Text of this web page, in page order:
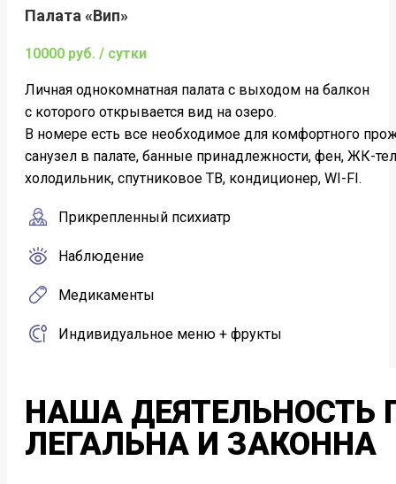
Палата «Вип»
10000 руб. / сутки
Личная однокомнатная палата c выходом на балкон
с которого открывается вид на озеро.
В номере есть все необходимое для комфортного
санузел в палате, банные принадлежности, фен, ЖК-
холодильник, спутниковое ТВ, кондиционер, WI-FI.
Прикрепленный психиатр
Наблюдение
Медикаменты
Индивидуальное меню + фрукты
НАША ДЕЯТЕЛЬНОСТЬ
ЛЕГАЛЬНА И ЗАКОННА